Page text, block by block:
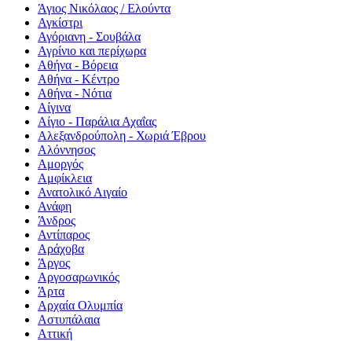
Άγιος Νικόλαος / Ελούντα
Αγκίστρι
Αγόριανη - Σουβάλα
Αγρίνιο και περίχωρα
Αθήνα - Βόρεια
Αθήνα - Κέντρο
Αθήνα - Νότια
Αίγινα
Αίγιο - Παράλια Αχαΐας
Αλεξανδρούπολη - Χωριά Έβρου
Αλόννησος
Αμοργός
Αμφίκλεια
Ανατολικό Αιγαίο
Ανάφη
Άνδρος
Αντίπαρος
Αράχοβα
Άργος
Αργοσαρωνικός
Άρτα
Αρχαία Ολυμπία
Αστυπάλαια
Αττική